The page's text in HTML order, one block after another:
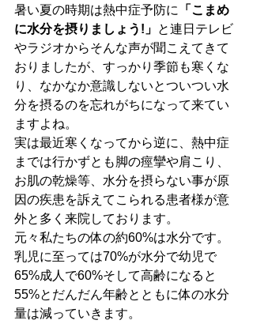
暑い夏の時期は熱中症予防に
「こまめ
に水分を摂りましょう!」 と連日テレビ
やラジオからそんな声が聞こえてきて
おりましたが、すっかり季節も寒くな
り、なかなか意識しないとついつい水
分を摂るのを忘れがちになって来てい
ますよね。
実は最近寒くなってから逆に、熱中症
までは行かずとも脚の痙攣や肩こり、
お肌の乾燥等、水分を摂らない事が原
因の疾患を訴えてこられる患者様が意
外と多く来院しております。
元々私たちの体の約60%は水分です。
乳児に至っては70%が水分で幼児で
65%成人で60%そして高齢になると
55%とだんだん年齢とともに体の水分
量は減っていきます。